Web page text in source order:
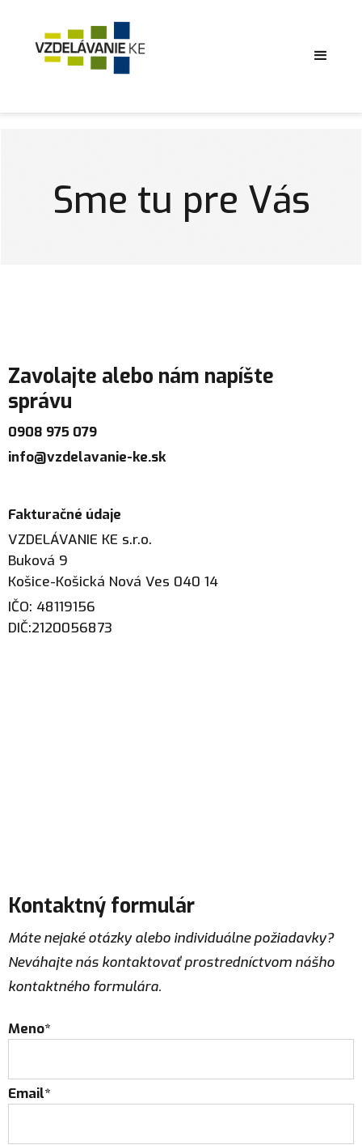
Sme tu pre Vás
Zavolajte alebo nám napíšte
správu
0908 975 079
info@vzdelavanie-ke.sk
Fakturačné údaje
VZDELÁVANIE KE s.r.o.
Buková 9
Košice-Košická Nová Ves 040 14
IČO: 48119156
DIČ:2120056873
Kontaktný formulár
Máte nejaké otázky alebo individuálne požiadavky?
Neváhajte nás kontaktovať prostredníctvom nášho
kontaktného formulára.
Meno*
Email*